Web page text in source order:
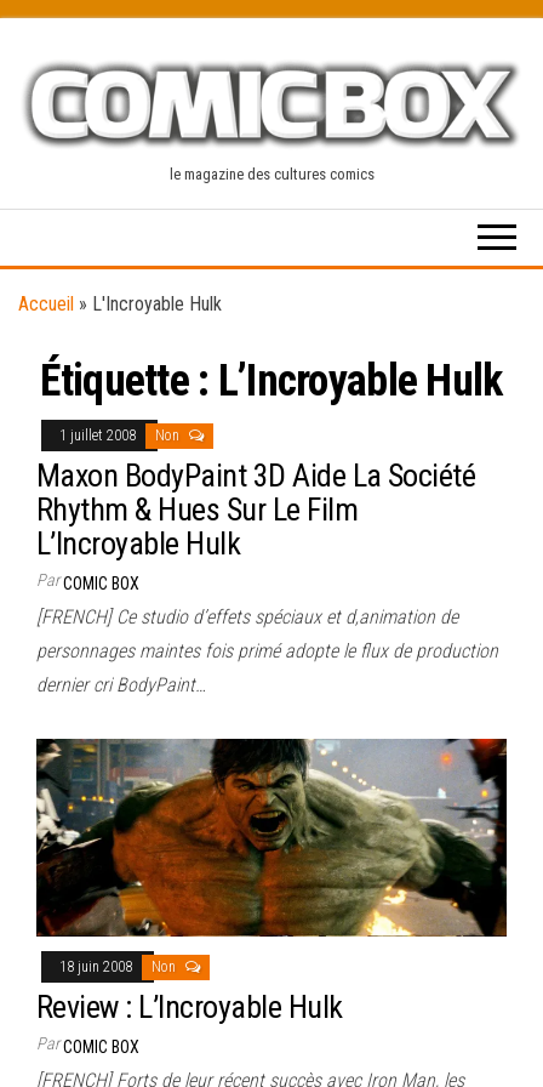
content
le magazine des cultures comics
Accueil » L'Incroyable Hulk
Étiquette : L’Incroyable Hulk
1 juillet 2008 Non
Maxon BodyPaint 3D Aide La Société
Rhythm & Hues Sur Le Film
L’Incroyable Hulk
ParCOMIC BOX
[FRENCH] Ce studio d’effets spéciaux et d‚animation de
personnages maintes fois primé adopte le flux de production
dernier cri BodyPaint…
18 juin 2008 Non
Review : L’Incroyable Hulk
ParCOMIC BOX
[FRENCH] Forts de leur récent succès avec Iron Man, les